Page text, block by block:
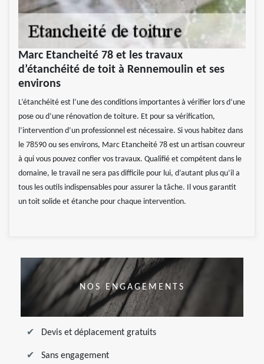
Marc Etancheité 78 et les travaux
d’étanchéité de toit à Rennemoulin et ses
environs
L’étanchéité est l’une des conditions importantes à vérifier lors d’une
pose ou d’une rénovation de toiture. Et pour sa vérification,
l’intervention d’un professionnel est nécessaire. Si vous habitez dans
le 78590 ou ses environs, Marc Etancheité 78 est un artisan couvreur
à qui vous pouvez confier vos travaux. Qualifié et compétent dans le
domaine, le travail ne sera pas difficile pour lui, d’autant plus qu’il a
tous les outils indispensables pour assurer la tâche. Il vous garantit
un toit solide et étanche pour chaque intervention.
NOS ENGAGEMENTS
Devis et déplacement gratuits
Sans engagement